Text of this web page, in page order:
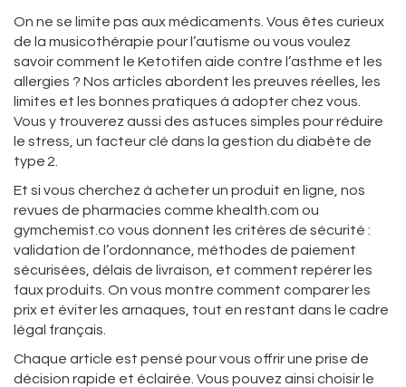
On ne se limite pas aux médicaments. Vous êtes curieux
de la musicothérapie pour l’autisme ou vous voulez
savoir comment le Ketotifen aide contre l’asthme et les
allergies ? Nos articles abordent les preuves réelles, les
limites et les bonnes pratiques à adopter chez vous.
Vous y trouverez aussi des astuces simples pour réduire
le stress, un facteur clé dans la gestion du diabète de
type 2.
Et si vous cherchez à acheter un produit en ligne, nos
revues de pharmacies comme khealth.com ou
gymchemist.co vous donnent les critères de sécurité :
validation de l’ordonnance, méthodes de paiement
sécurisées, délais de livraison, et comment repérer les
faux produits. On vous montre comment comparer les
prix et éviter les arnaques, tout en restant dans le cadre
légal français.
Chaque article est pensé pour vous offrir une prise de
décision rapide et éclairée. Vous pouvez ainsi choisir le